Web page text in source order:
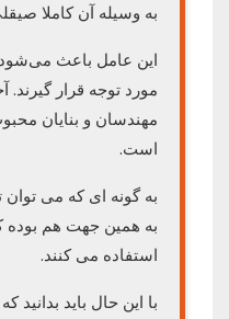
به وسیله آن کاملا
این عامل باعث
مورد توجه قرار گیرند.
مهندسان و بنایان
است.
به همین جهت هم بوده
استفاده می کنند.
با این حال باید